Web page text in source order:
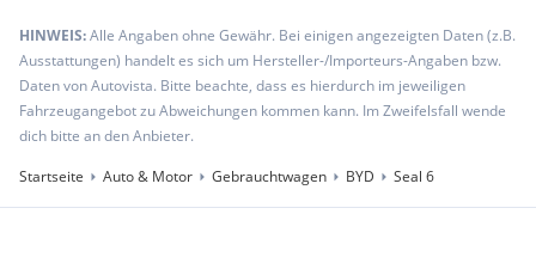
HINWEIS:Alle Angaben ohne Gewähr. Bei einigen angezeigten Daten (z.B.
Ausstattungen) handelt es sich um Hersteller-/Importeurs-Angaben bzw.
Daten von Autovista. Bitte beachte, dass es hierdurch im jeweiligen
Fahrzeugangebot zu Abweichungen kommen kann. Im Zweifelsfall wende
dich bitte an den Anbieter.
Startseite
Auto & Motor Gebrauchtwagen BYD Seal 6